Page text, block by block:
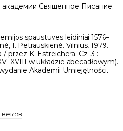
Священное Писание.
spaustuves leidiniai 1576–
I. Petrauskienè. Vilnius, 1979.
przez K. Estreichera. Cz. 3 :
w układzie abecadłowym).
wydanie Akademii Umiejętności,